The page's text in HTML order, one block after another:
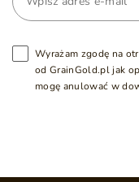
Wyrażam zgodę na
od GrainGold.pl jak
mogę anulować w